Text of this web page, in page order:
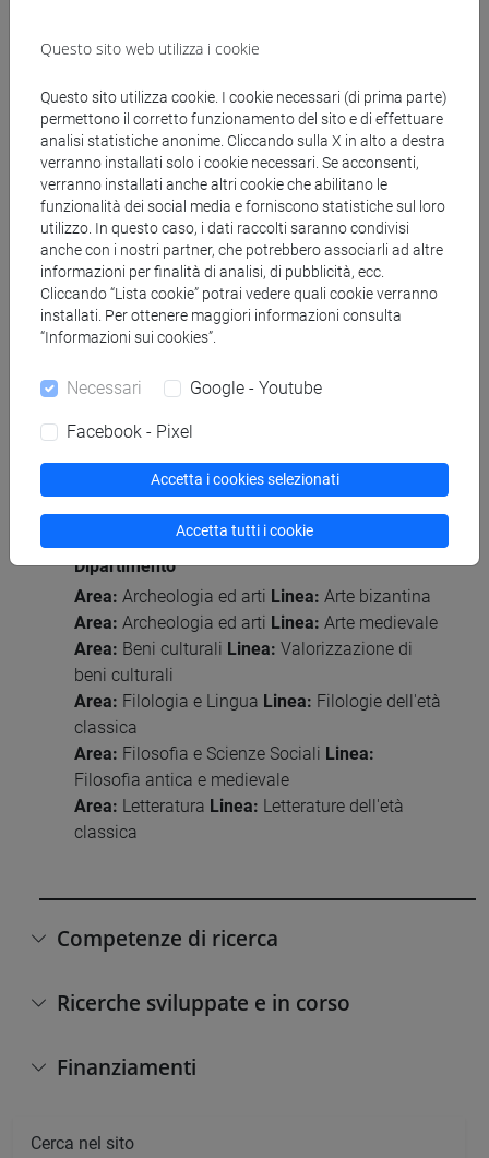
inglese(scritto: avanzato parlato: avanzato)
Partecipazione a comitati editoriali di
riviste/collane scientifiche
Co-direttore della rivista "Venezia Arti" (e-ISSN
2385-2720)
Membro del comitato editoriale della rivista
"Eikón/Imago" (ISSN: 2254-8718)
Membro del comitato editoriale della rivista
"Cahiers Archéologiques. Fin de l'antiquité et
Moyen âge" (ISSN: 0068-4945)
"Ricche Minere" (ISSN: 2284-1717)
Membro del comitato scientifico della collana
"SACRO/SANTO", Nuova Serie (E228431,
Principali aree e linee di ricerca del
Dipartimento
Area: Archeologia ed arti Linea: Arte bizantina
Area: Archeologia ed arti Linea: Arte medievale
Area: Beni culturali Linea: Valorizzazione di
beni culturali
Area: Filologia e Lingua Linea: Filologie dell'età
classica
Area: Filosofia e Scienze Sociali Linea:
Filosofia antica e medievale
Area: Letteratura Linea: Letterature dell'età
classica
Competenze di ricerca
Ricerche sviluppate e in corso
Finanziamenti
Cerca nel sito
Questo sito web utilizza i cookie
Questo sito utilizza cookie. I cookie necessari (di prima parte)
permettono il corretto funzionamento del sito e di effettuare
analisi statistiche anonime. Cliccando sulla X in alto a destra
verranno installati solo i cookie necessari. Se acconsenti,
verranno installati anche altri cookie che abilitano le
funzionalità dei social media e forniscono statistiche sul loro
utilizzo. In questo caso, i dati raccolti saranno condivisi
anche con i nostri partner, che potrebbero associarli ad altre
informazioni per finalità di analisi, di pubblicità, ecc.
Cliccando “Lista cookie” potrai vedere quali cookie verranno
installati. Per ottenere maggiori informazioni consulta
“Informazioni sui cookies”.
Necessari Google - Youtube
Facebook - Pixel
Accetta i cookies selezionati
Accetta tutti i cookie